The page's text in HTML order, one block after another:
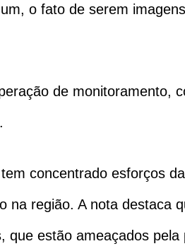
o fato de serem
de monitoramento,
concentrado esforços
na região. A nota destaca
estão ameaçados pela